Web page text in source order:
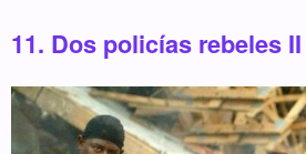
11. Dos policías rebeles II